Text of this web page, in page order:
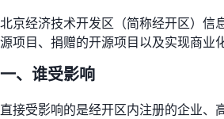
北京经济技术开发区（简称经开区）
源项目、捐赠的开源项目以及实现商业
一、谁受影响
直接受影响的是经开区内注册的企业